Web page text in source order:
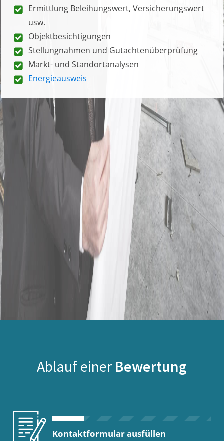
Ermittlung Beleihungswert, Versicherungswert
usw.
Objektbesichtigungen
Stellungnahmen und Gutachtenüberprüfung
Markt- und Standortanalysen
Energieausweis
Ablauf einer Bewertung
Kontaktformular ausfüllen